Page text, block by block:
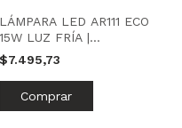
LÁMPARA LED AR111 ECO
15W LUZ FRÍA |
MACROLED
$7.495,73